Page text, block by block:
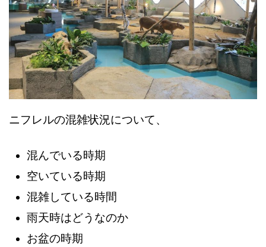
ニフレルの混雑状況について、
混んでいる時期
空いている時期
混雑している時間
雨天時はどうなのか
お盆の時期